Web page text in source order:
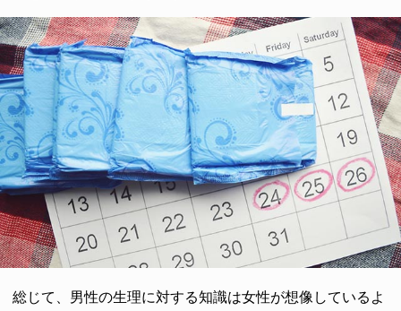
総じて、男性の生理に対する知識は女性が想像しているよ